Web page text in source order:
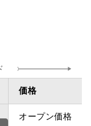
920ｍｍ
設けての最小寸
価格
オープン価格